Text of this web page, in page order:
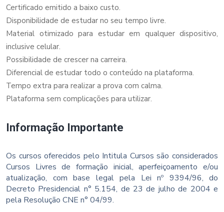
Certificado emitido a baixo custo.
Disponibilidade de estudar no seu tempo livre.
Material otimizado para estudar em qualquer dispositivo,
inclusive celular.
Possibilidade de crescer na carreira.
Diferencial de estudar todo o conteúdo na plataforma.
Tempo extra para realizar a prova com calma.
Plataforma sem complicações para utilizar.
Informação Importante
Os cursos oferecidos pelo Intitula Cursos são considerados
Cursos Livres de formação inicial, aperfeiçoamento e/ou
atualização, com base legal pela Lei nº 9394/96, do
Decreto Presidencial n° 5.154, de 23 de julho de 2004 e
pela Resolução CNE n° 04/99.